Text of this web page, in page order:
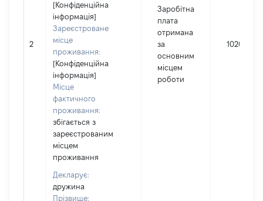
2
[Конфіденційна
інформація]
Зареєстроване
місце
проживання:
[Конфіденційна
інформація]
Місце
фактичного
проживання:
збігається з
зареєстрованим
місцем
проживання
Декларує:
дружина
Прізвище:
Заробітна
плата
отримана
за
основним
місцем
роботи
10200